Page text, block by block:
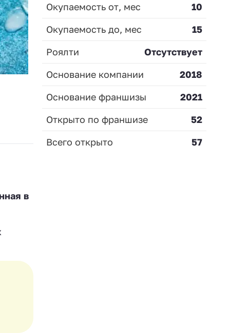
в
Окупаемость от, мес
10
Окупаемость до, мес
15
Роялти
Отсутствует
Основание компании
2018
Основание франшизы
2021
Открыто по франшизе
52
Всего открыто
57